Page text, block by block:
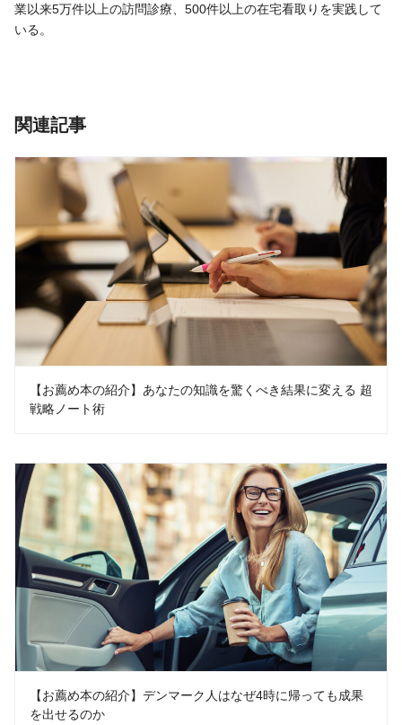
業以来5万件以上の訪問診療、500件以上の在宅看取りを実践して
いる。
関連記事
【お薦め本の紹介】あなたの知識を驚くべき結果に変える 超
戦略ノート術
【お薦め本の紹介】デンマーク人はなぜ4時に帰っても成果
を出せるのか